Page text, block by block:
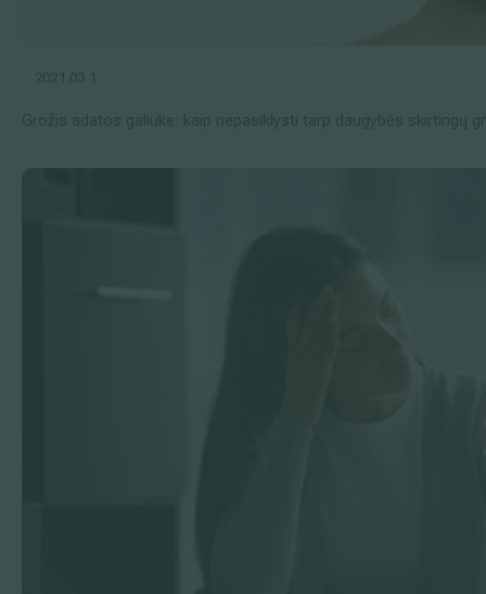
2021 03 1
Grožis adatos galiuke: kaip nepasiklysti tarp daugybės skirtingų